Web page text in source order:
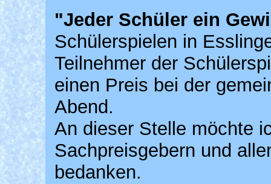
"Jeder Schüler ein
Schülerspielen in
Teilnehmer der
einen Preis bei der
Abend.
An dieser Stelle möchte
Sachpreisgebern und
bedanken.